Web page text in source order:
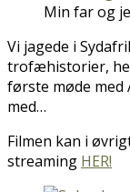
Min far og
Vi jagede i
trofæhistorier,
første møde med
med…
Filmen kan i
streaming HER!